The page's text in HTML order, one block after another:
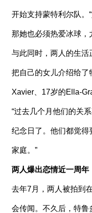
开始支持蒙特利尔队。
那她也必须热爱冰球，
与此同时，两人的生
把自己的女儿介绍给
Xavier、17岁的Ella-
“过去几个月他们的关
纪念日了。他们都觉得
家庭。”
两人爆出恋情近一周年
去年7月，两人被拍到
会传闻。不久后，特鲁